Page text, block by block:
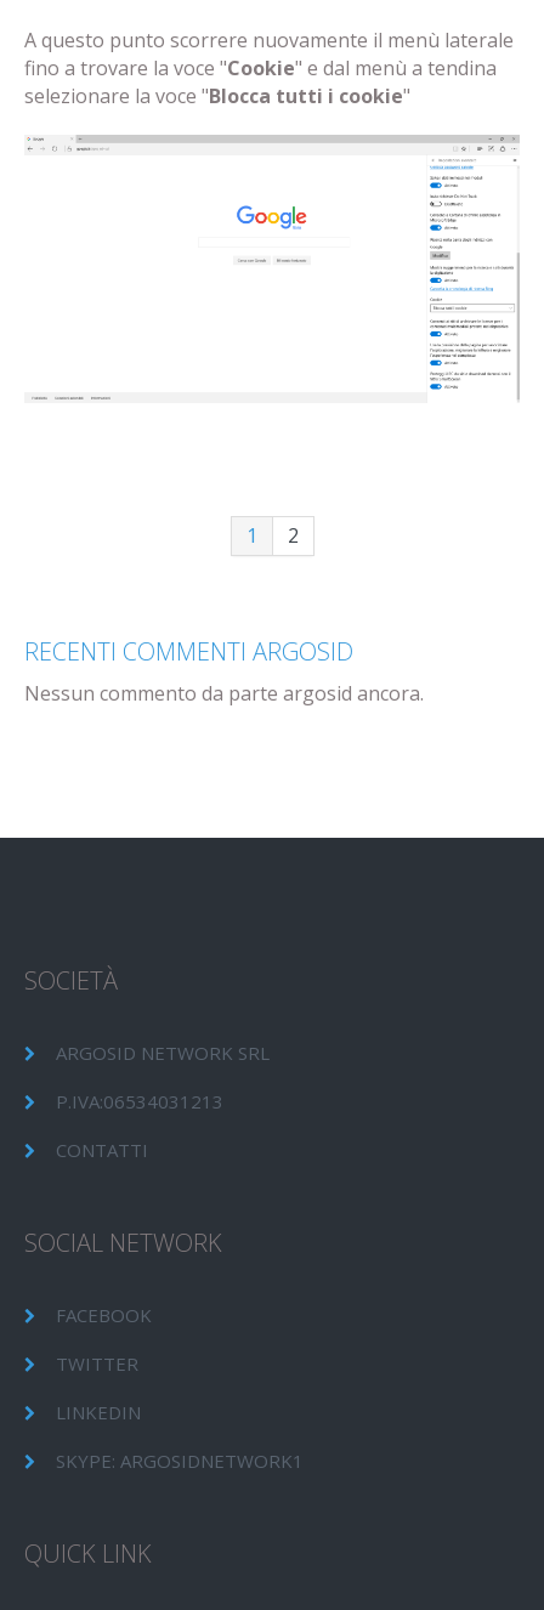
A questo punto scorrere nuovamente il menù laterale
fino a trovare la voce "Cookie" e dal menù a tendina
selezionare la voce "Blocca tutti i cookie"
1 2
RECENTI COMMENTI ARGOSID
Nessun commento da parte argosid ancora.
SOCIETÀ
ARGOSID NETWORK SRL
P.IVA:06534031213
CONTATTI
SOCIAL NETWORK
FACEBOOK
TWITTER
LINKEDIN
SKYPE: ARGOSIDNETWORK1
QUICK LINK